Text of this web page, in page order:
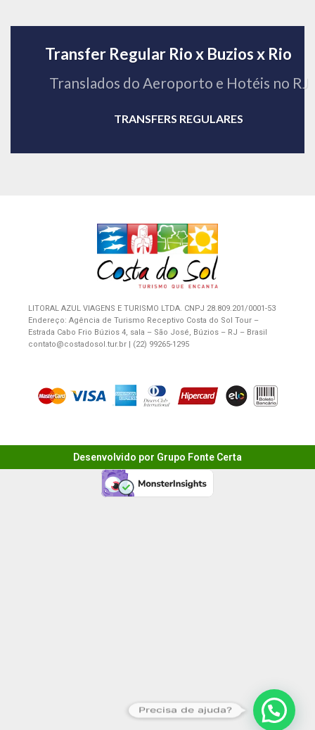
Transfer Regular Rio x Buzios x Rio
Translados do Aeroporto e Hotéis no RJ
TRANSFERS REGULARES
LITORAL AZUL VIAGENS E TURISMO LTDA. CNPJ 28.809.201/0001-53
Endereço: Agência de Turismo Receptivo Costa do Sol Tour –
Estrada Cabo Frio Búzios 4, sala – São José, Búzios – RJ – Brasil
contato@costadosol.tur.br | (22) 99265-1295
Desenvolvido por Grupo Fonte Certa
Precisa de ajuda?